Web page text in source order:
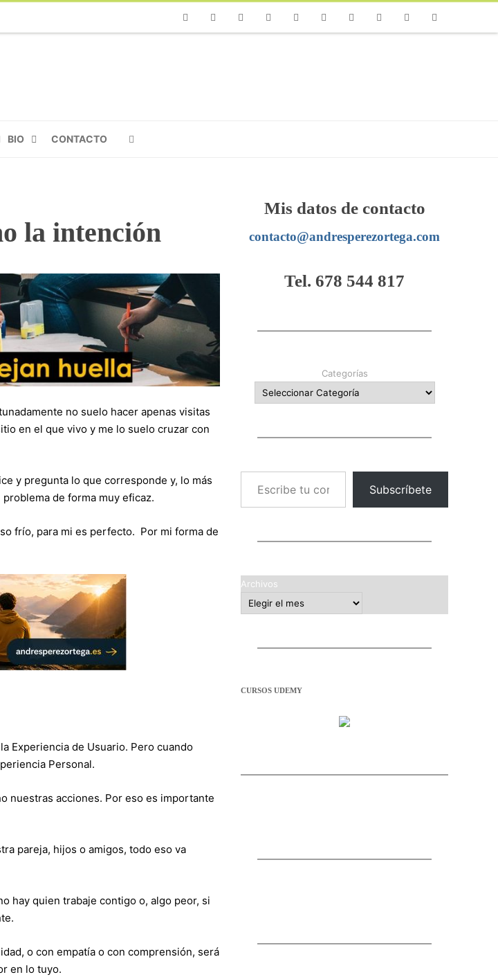
BIO CONTACTO
la intención
no suelo hacer apenas visitas
en el que vivo y me lo suelo cruzar con
y pregunta lo que corresponde y, lo más
de forma muy eficaz.
frío, para mi es perfecto. Por mi forma de
Experiencia de Usuario. Pero cuando
Personal.
nuestras acciones. Por eso es importante
pareja, hijos o amigos, todo eso va
hay quien trabaje contigo o, algo peor, si
o con empatía o con comprensión, será
en lo tuyo.
Mis datos de contacto
contacto@andresperezortega.com
Tel. 678 544 817
Categorías
Escribe tu correo electrónico…
Subscríbete
Archivos
CURSOS UDEMY